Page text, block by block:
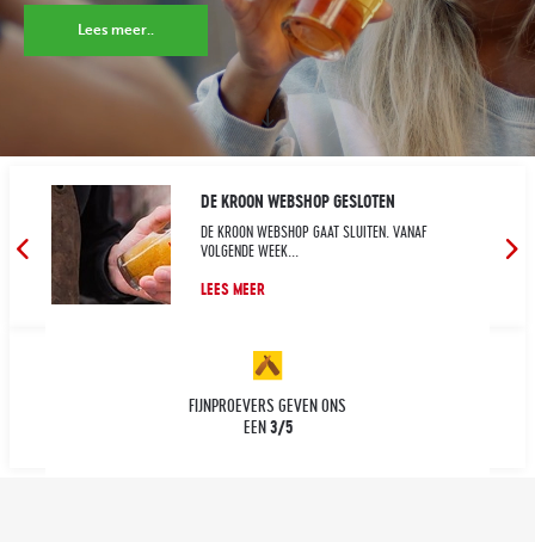
Lees meer..
DE KROON WEBSHOP GESLOTEN
DE KROON WEBSHOP GAAT SLUITEN. VANAF
VOLGENDE WEEK...
LEES MEER
FIJNPROEVERS GEVEN ONS
EEN3/5